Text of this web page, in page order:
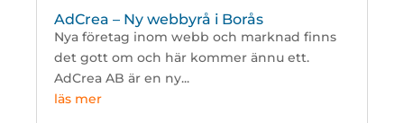
AdCrea – Ny webbyrå i Borås
Nya företag inom webb och marknad finns
det gott om och här kommer ännu ett.
AdCrea AB är en ny...
läs mer